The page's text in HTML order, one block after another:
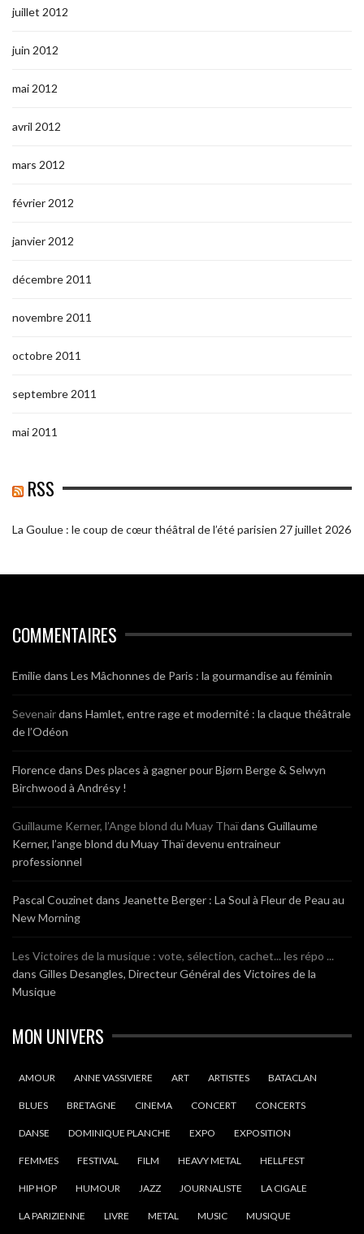
juillet 2012
juin 2012
mai 2012
avril 2012
mars 2012
février 2012
janvier 2012
décembre 2011
novembre 2011
octobre 2011
septembre 2011
mai 2011
RSS
La Goulue : le coup de cœur théâtral de l’été parisien 27 juillet 2026
COMMENTAIRES
Emiliedans Les Mâchonnes de Paris : la gourmandise au féminin
Sevenairdans Hamlet, entre rage et modernité : la claque théâtrale
de l’Odéon
Florencedans Des places à gagner pour Bjørn Berge & Selwyn
Birchwood à Andrésy !
Guillaume Kerner, l’Ange blond du Muay Thaïdans Guillaume
Kerner, l’ange blond du Muay Thaï devenu entraineur
professionnel
Pascal Couzinet dans Jeanette Berger : La Soul à Fleur de Peau au
New Morning
Les Victoires de la musique : vote, sélection, cachet... les répo ...
dans Gilles Desangles, Directeur Général des Victoires de la
Musique
MON UNIVERS
AMOUR ANNE VASSIVIERE ART ARTISTES BATACLAN
BLUES BRETAGNE CINEMA CONCERT CONCERTS
DANSE DOMINIQUE PLANCHE EXPO EXPOSITION
FEMMES FESTIVAL FILM HEAVY METAL HELLFEST
HIP HOP HUMOUR JAZZ JOURNALISTE LA CIGALE
LA PARIZIENNE LIVRE METAL MUSIC MUSIQUE